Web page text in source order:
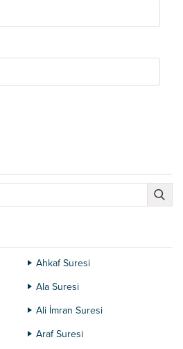
Ahkaf Suresi
Ala Suresi
Ali İmran Suresi
Araf Suresi